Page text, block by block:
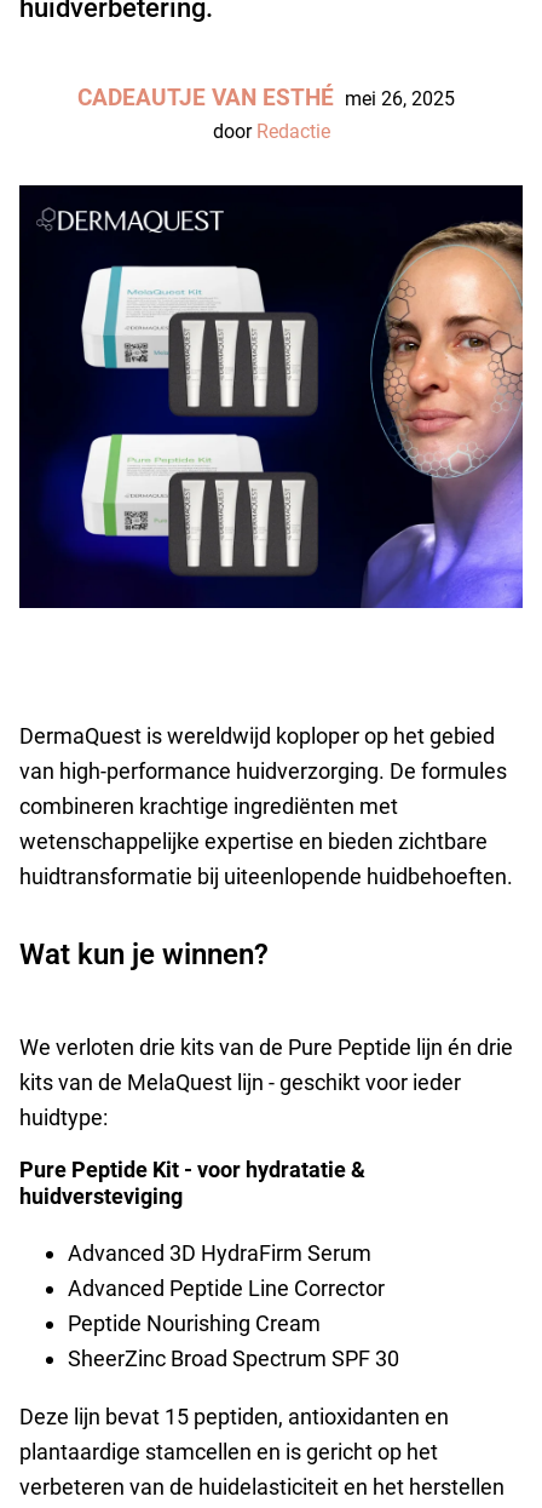
huidverbetering.
CADEAUTJE VAN ESTHÉ mei 26, 2025
door Redactie
DermaQuest is wereldwijd koploper op het gebied
van high-performance huidverzorging. De formules
combineren krachtige ingrediënten met
wetenschappelijke expertise en bieden zichtbare
huidtransformatie bij uiteenlopende huidbehoeften.
Wat kun je winnen?
We verloten drie kits van de Pure Peptide lijn én drie
kits van de MelaQuest lijn - geschikt voor ieder
huidtype:
Pure Peptide Kit - voor hydratatie &
huidversteviging
Advanced 3D HydraFirm Serum
Advanced Peptide Line Corrector
Peptide Nourishing Cream
SheerZinc Broad Spectrum SPF 30
Deze lijn bevat 15 peptiden, antioxidanten en
plantaardige stamcellen en is gericht op het
verbeteren van de huidelasticiteit en het herstellen